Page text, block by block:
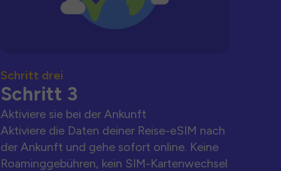
Schritt drei
Schritt 3
Aktiviere sie bei der Ankunft
Aktiviere die Daten deiner Reise-eSIM nach
der Ankunft und gehe sofort online. Keine
Roaminggebühren, kein SIM-Kartenwechsel